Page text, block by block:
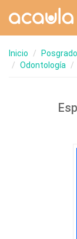
Inicio Posgrado
Odontología